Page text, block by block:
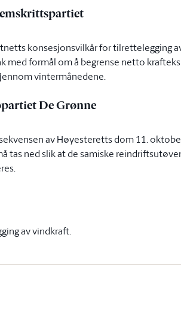
konsesjonsvilkår for tilrettelegging
med formål om å begrense netto
vintermånedene.
De Grønne
av Høyesteretts dom 11.
tas ned slik at de samiske
av vindkraft.